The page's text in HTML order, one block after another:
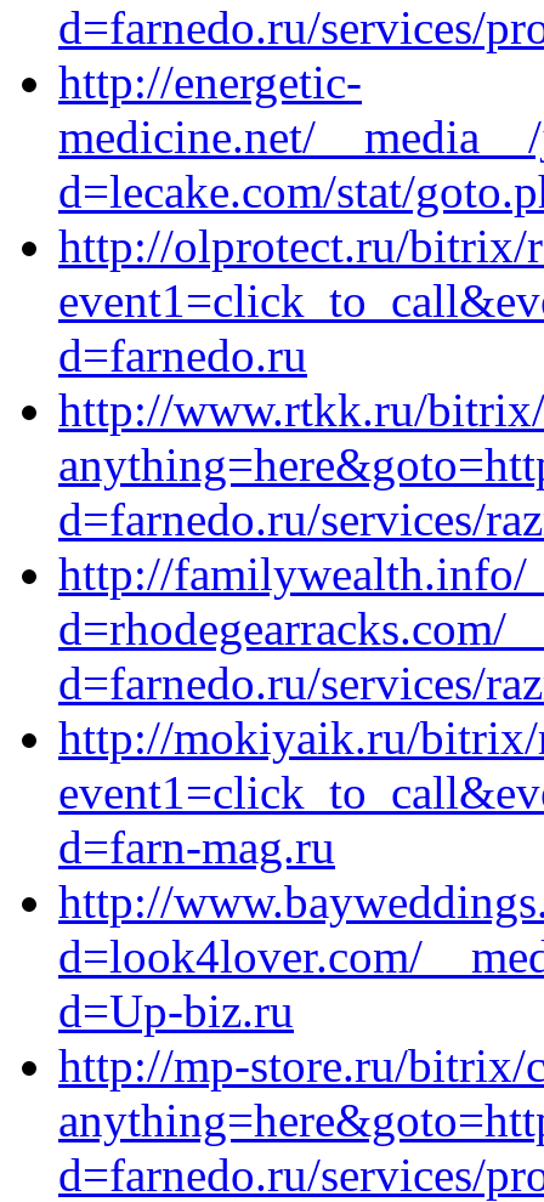
d=farnedo.ru/services/
http://energetic-
medicine.net/
d=lecake.com/stat/
http://olprotect.ru/bitrix/
d=farnedo.ru
http://www.rtkk.ru/
d=farnedo.ru/services/
http://familywealth.info/
d=rhodegearracks.com/
d=farnedo.ru/services/
http://mokiyaik.ru/bitrix/
d=farn-mag.ru
http://
d=look4lover.com/
d=Up-biz.ru
http://mp-store.ru/bitrix/
d=farnedo.ru/services/